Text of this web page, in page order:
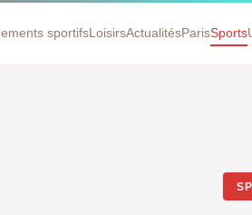
sportifsLoisirsActualitésParisSports